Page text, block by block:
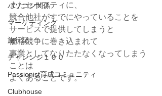
パソコン関係
マーケティング
旅行記
チャレンジ１００
Passionist育成コミュニティ
Clubhouse
またセーフティに、
競合他社がすでにやっていることを
サービスで提供してしまうと
価格競争に巻き込まれて
事業としてなりたたなくなってしまう
ことは
よくあることです。